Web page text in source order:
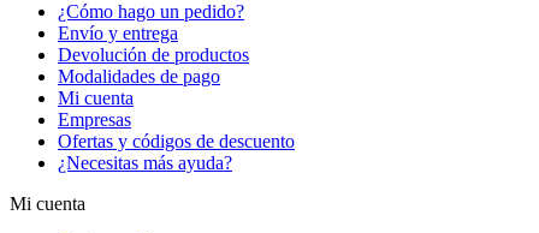
¿Cómo hago un pedido?
Envío y entrega
Devolución de productos
Modalidades de pago
Mi cuenta
Empresas
Ofertas y códigos de descuento
¿Necesitas más ayuda?
Mi cuenta